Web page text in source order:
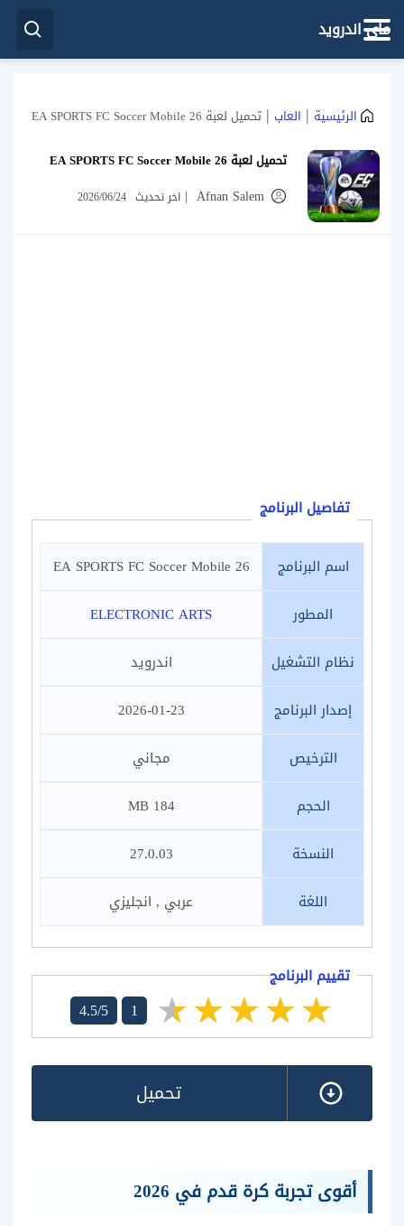
ماي اندرويد
الرئيسية | العاب | تحميل لعبة EA SPORTS FC Soccer Mobile 26
تحميل لعبة EA SPORTS FC Soccer Mobile 26
Afnan Salem
| اخر تحديث 2026/06/24
تفاصيل البرنامج
اسم البرنامج
EA SPORTS FC Soccer Mobile 26
المطور
ELECTRONIC ARTS
نظام التشغيل
اندرويد
إصدار البرنامج
2026-01-23
الترخيص
مجاني
الحجم
184 MB
النسخة
27.0.03
اللغة
عربي , انجليزي
تقييم البرنامج
4.5/5 1
تحميل
أقوى تجربة كرة قدم في 2026